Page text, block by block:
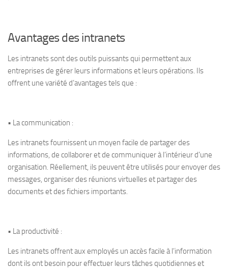
Avantages des intranets
Les intranets sont des outils puissants qui permettent aux
entreprises de gérer leurs informations et leurs opérations. Ils
offrent une variété d’avantages tels que :
• La communication :
Les intranets fournissent un moyen facile de partager des
informations, de collaborer et de communiquer à l’intérieur d’une
organisation. Réellement, ils peuvent être utilisés pour envoyer des
messages, organiser des réunions virtuelles et partager des
documents et des fichiers importants.
• La productivité :
Les intranets offrent aux employés un accès facile à l’information
dont ils ont besoin pour effectuer leurs tâches quotidiennes et